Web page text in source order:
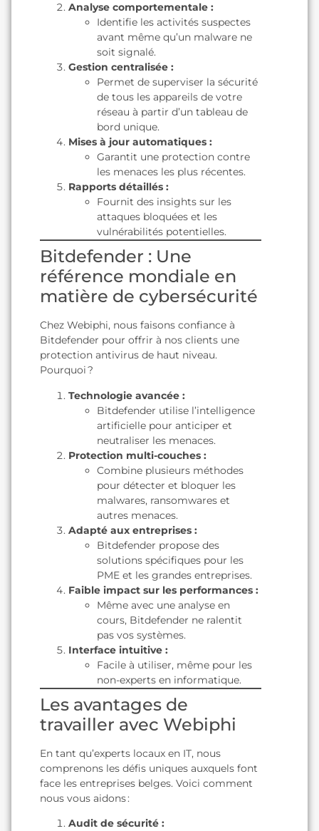
Analyse comportementale :
Identifie les activités suspectes
avant même qu’un malware ne
soit signalé.
Gestion centralisée :
Permet de superviser la sécurité
de tous les appareils de votre
réseau à partir d’un tableau de
bord unique.
Mises à jour automatiques :
Garantit une protection contre
les menaces les plus récentes.
Rapports détaillés :
Fournit des insights sur les
attaques bloquées et les
vulnérabilités potentielles.
Bitdefender : Une
référence mondiale en
matière de cybersécurité
Chez Webiphi, nous faisons confiance à
Bitdefender pour offrir à nos clients une
protection antivirus de haut niveau.
Pourquoi ?
Technologie avancée :
Bitdefender utilise l’intelligence
artificielle pour anticiper et
neutraliser les menaces.
Protection multi-couches :
Combine plusieurs méthodes
pour détecter et bloquer les
malwares, ransomwares et
autres menaces.
Adapté aux entreprises :
Bitdefender propose des
solutions spécifiques pour les
PME et les grandes entreprises.
Faible impact sur les performances :
Même avec une analyse en
cours, Bitdefender ne ralentit
pas vos systèmes.
Interface intuitive :
Facile à utiliser, même pour les
non-experts en informatique.
Les avantages de
travailler avec Webiphi
En tant qu’experts locaux en IT, nous
comprenons les défis uniques auxquels font
face les entreprises belges. Voici comment
nous vous aidons :
Audit de sécurité :